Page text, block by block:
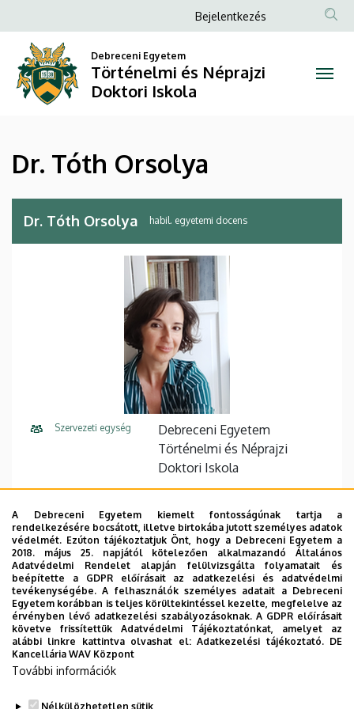
Tóth
Orsolya
Történelmi
és
Néprajzi
Doktori
a
tartalomra
Anonim
menüje
Bejelentkezés
Debreceni Egyetem
Történelmi és Néprajzi
Doktori Iskola
Dr. Tóth Orsolya
Dr. Tóth Orsolya habil. egyetemi docens
Szervezeti egység
Debreceni Egyetem
Történelmi és Néprajzi
Doktori Iskola
E-mail cím toth.orsolya@arts.unideb.hu
Cím
4032 Debrecen, Egyetem tér
1. Főépület (Egyetem téri
Campus), 4. emelet, 407/C
Leírás
a Doktori Iskola titkára és adminisztrátora
(tanácskozási jogú tag)
A Debreceni Egyetem kiemelt fontosságúnak tartja a
rendelkezésére bocsátott, illetve birtokába jutott személyes adatok
védelmét. Ezúton tájékoztatjuk Önt, hogy a Debreceni Egyetem a
2018. május 25. napjától kötelezően alkalmazandó Általános
Adatvédelmi Rendelet alapján felülvizsgálta folyamatait és
beépítette a GDPR előírásait az adatkezelési és adatvédelmi
tevékenységébe. A felhasználók személyes adatait a Debreceni
Egyetem korábban is teljes körültekintéssel kezelte, megfelelve az
érvényben lévő adatkezelési szabályozásoknak. A GDPR előírásait
követve frissítettük Adatvédelmi Tájékoztatónkat, amelyet az
alábbi linkre kattintva olvashat el:Adatkezelési tájékoztató. DE
Kancellária WAV Központ
További információk
Nélkülözhetetlen sütik